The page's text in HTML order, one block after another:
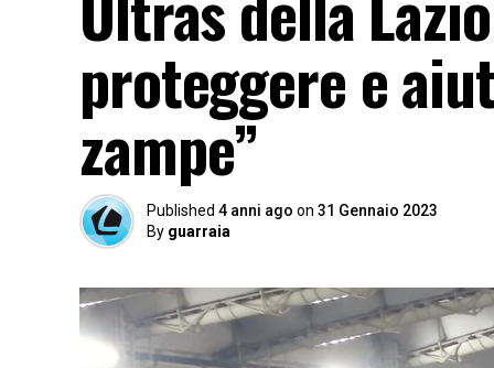
proteggere e
zampe”
Published 4 anni ago on 31 Gennaio 2023
By guarraia